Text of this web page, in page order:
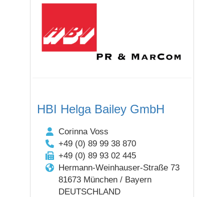
HBI Helga Bailey GmbH
Corinna Voss
+49 (0) 89 99 38 870
+49 (0) 89 93 02 445
Hermann-Weinhauser-Straße 73
81673 München / Bayern
DEUTSCHLAND